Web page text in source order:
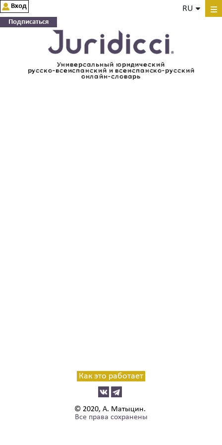
Универсальный юридический
русско-всеиспанский и всеиспанско-русский
онлайн-словарь
RU
Вход
Подписаться
Как это работает
© 2020, А. Матыцин.
Все права сохранены